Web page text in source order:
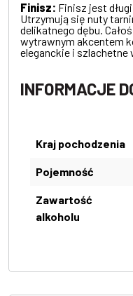
Finisz: Finisz jest
Utrzymują się nuty
delikatnego dębu.
wytrawnym akcentem
eleganckie i szlachetne
INFORMACJE
Kraj pochodzenia
Pojemność
Zawartość
alkoholu